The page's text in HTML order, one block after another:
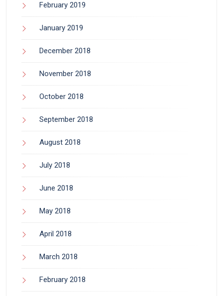
February 2019
January 2019
December 2018
November 2018
October 2018
September 2018
August 2018
July 2018
June 2018
May 2018
April 2018
March 2018
February 2018